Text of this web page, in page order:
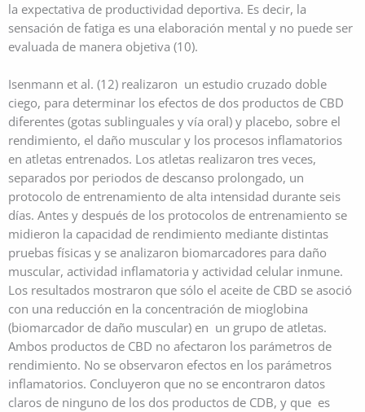
la expectativa de productividad deportiva. Es decir, la
sensación de fatiga es una elaboración mental y no puede ser
evaluada de manera objetiva (10).
Isenmann et al. (12) realizaron un estudio cruzado doble
ciego, para determinar los efectos de dos productos de CBD
diferentes (gotas sublinguales y vía oral) y placebo, sobre el
rendimiento, el daño muscular y los procesos inflamatorios
en atletas entrenados. Los atletas realizaron tres veces,
separados por periodos de descanso prolongado, un
protocolo de entrenamiento de alta intensidad durante seis
días. Antes y después de los protocolos de entrenamiento se
midieron la capacidad de rendimiento mediante distintas
pruebas físicas y se analizaron biomarcadores para daño
muscular, actividad inflamatoria y actividad celular inmune.
Los resultados mostraron que sólo el aceite de CBD se asoció
con una reducción en la concentración de mioglobina
(biomarcador de daño muscular) en un grupo de atletas.
Ambos productos de CBD no afectaron los parámetros de
rendimiento. No se observaron efectos en los parámetros
inflamatorios. Concluyeron que no se encontraron datos
claros de ninguno de los dos productos de CDB, y que es